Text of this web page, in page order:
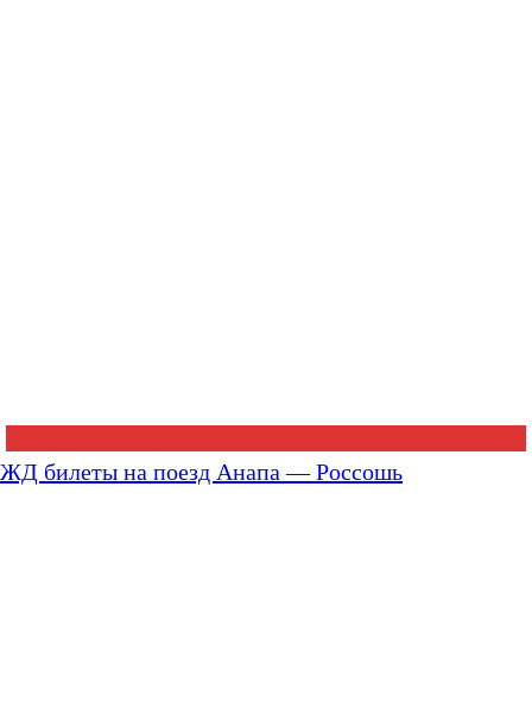
ЖД билеты на поезд Анапа — Россошь